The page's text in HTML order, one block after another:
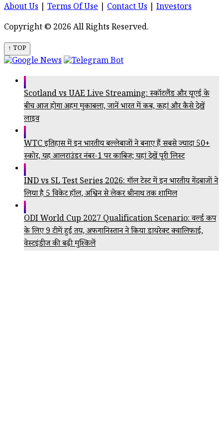
About Us Terms Of Use Contact Us
Investors
Copyright © 2026 All Rights Reserved.
↑ TOP
Scotland vs UAE Live Streaming: स्कॉटलैंड और यूएई के
बीच आज होगा अहम मुकाबला, जानें भारत में कब, कहां और कैसे देखें
लाइव
WTC इतिहास में इन भारतीय बल्लेबाजों ने बनाए हैं सबसे ज्यादा 50+
स्कोर, यह आलराउंडर नंबर-1 पर काबिज; यहां देखें पूरी लिस्ट
IND vs SL Test Series 2026: गॉल टेस्ट में इन भारतीय गेंदबाजों ने
लिया है 5 विकेट हॉल, अश्विन से लेकर श्रीनाथ तक शामिल
ODI World Cup 2027 Qualification Scenario: वर्ल्ड कप
के लिए 9 टीमें हुईं तय, अफगानिस्तान ने किया डायरेक्ट क्वालिफाई,
वेस्टइंडीज की बढ़ी मुश्किलें